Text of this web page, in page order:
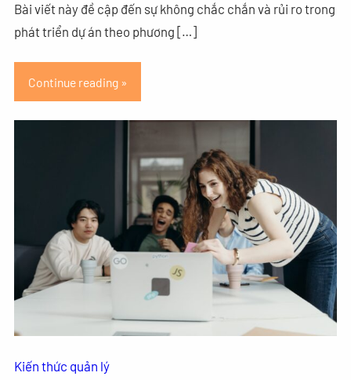
Bài viết này đề cập đến sự không chắc chắn và rủi ro trong
phát triển dự án theo phương […]
Continue reading »
Kiến thức quản lý